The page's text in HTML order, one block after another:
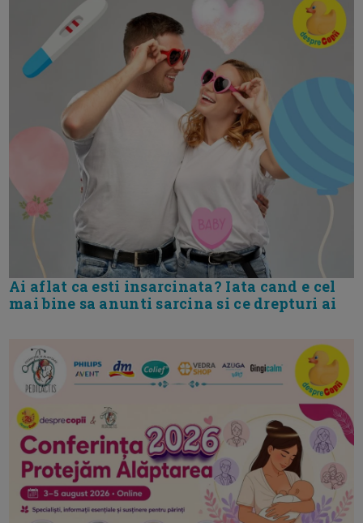
Ai aflat ca esti insarcinata? Iata cand e cel
mai bine sa anunti sarcina si ce drepturi ai